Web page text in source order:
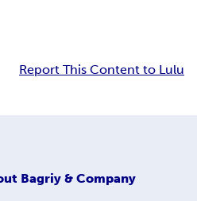
Report This Content to Lulu
Bagriy & Company